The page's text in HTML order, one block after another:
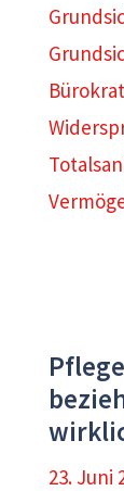
23. Juni